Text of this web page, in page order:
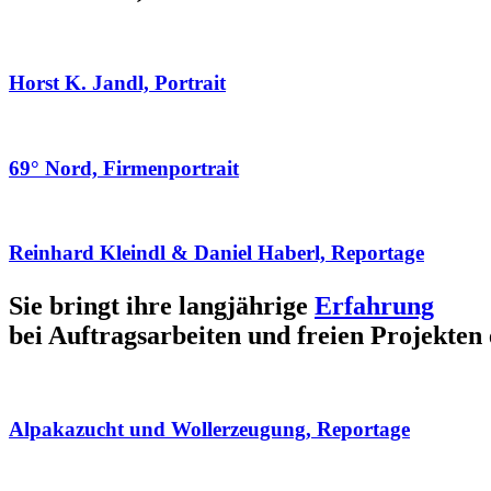
Horst K. Jandl, Portrait
69° Nord, Firmenportrait
Reinhard Kleindl & Daniel Haberl, Reportage
Sie bringt ihre langjährige Erfahrung
bei Auftragsarbeiten und freien Projekten
Alpakazucht und Wollerzeugung, Reportage